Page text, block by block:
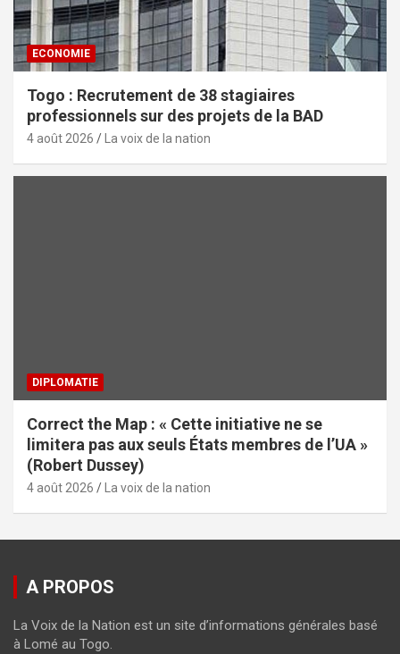
ECONOMIE
Togo : Recrutement de 38 stagiaires
professionnels sur des projets de la BAD
4 août 2026 La voix de la nation
DIPLOMATIE
Correct the Map : « Cette initiative ne se
limitera pas aux seuls États membres de l’UA »
(Robert Dussey)
4 août 2026 La voix de la nation
A PROPOS
La Voix de la Nation est un site d’informations générales basé
à Lomé au Togo.